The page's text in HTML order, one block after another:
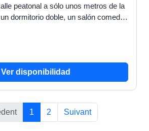
peatonal a sólo unos metros de la
dormitorio doble, un salón comedor,
Ver disponibilidad
1 2 Suivant